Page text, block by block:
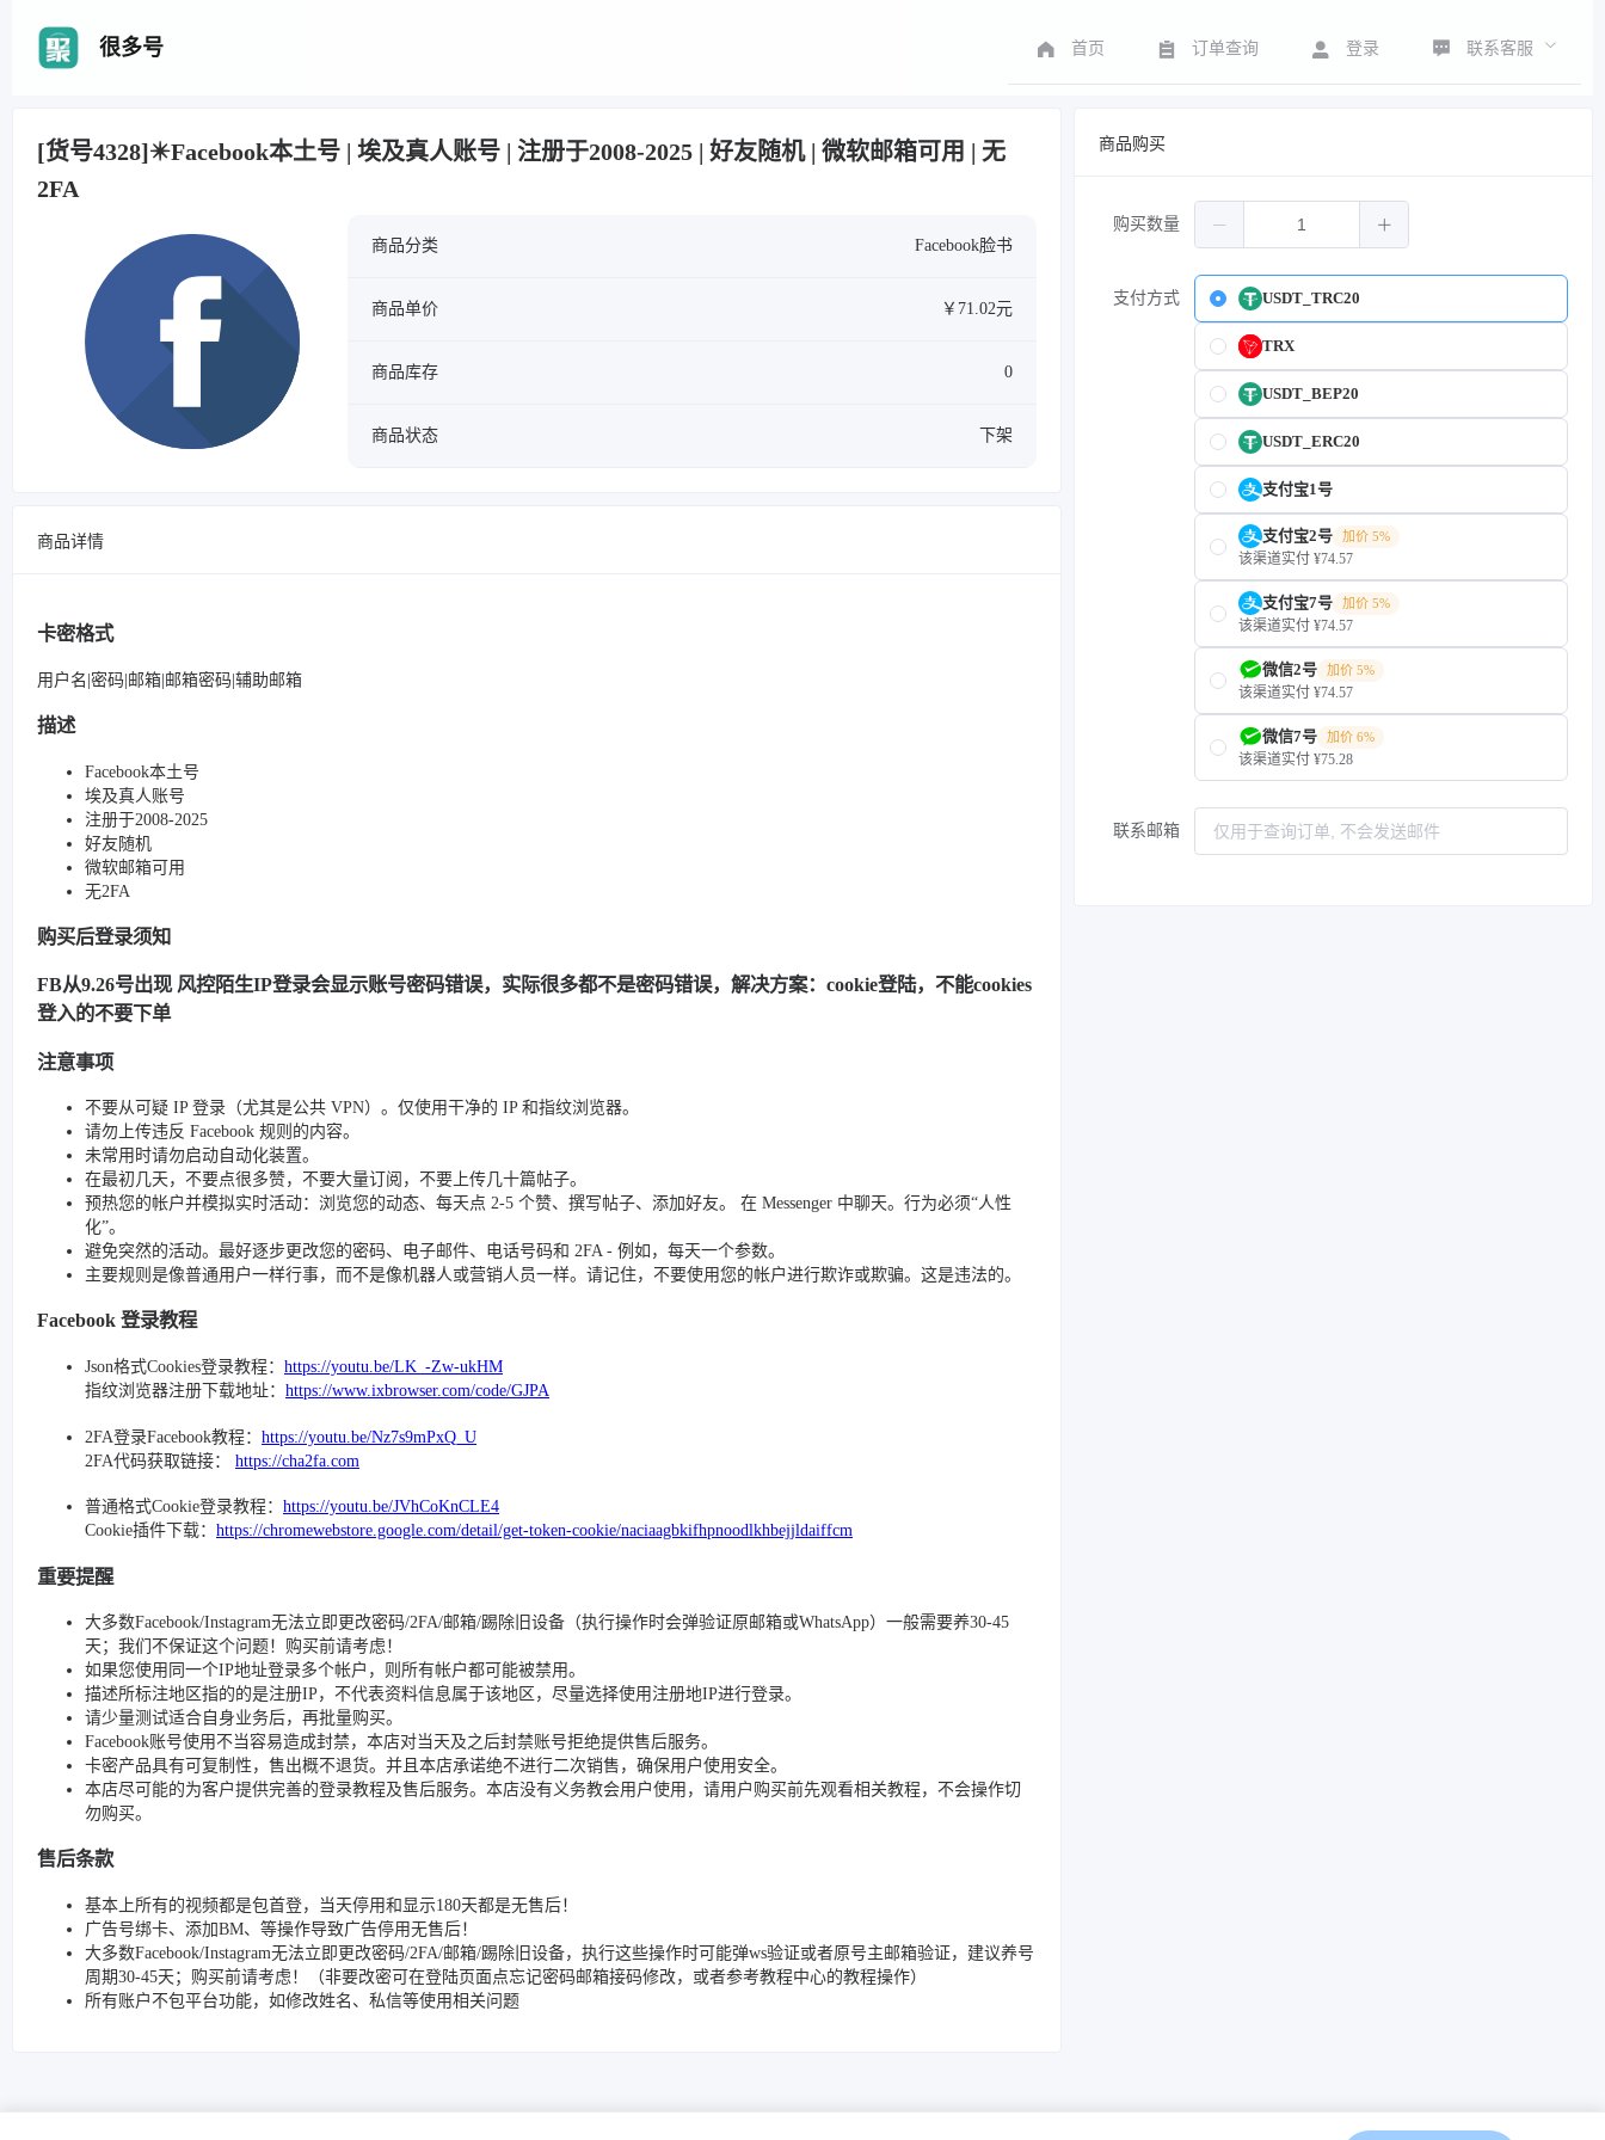
很多号 首页 订单查询 登录 联系客服
[货号4328]✴️Facebook本土号 | 埃及真人账号 | 注册于2008-2025 | 好友随机 | 微软邮箱可用 | 无
2FA
商品分类 Facebook脸书
商品单价 ￥71.02元
商品库存 0
商品状态 下架
商品详情
卡密格式
用户名|密码|邮箱|邮箱密码|辅助邮箱
描述
Facebook本土号
埃及真人账号
注册于2008-2025
好友随机
微软邮箱可用
无2FA
购买后登录须知
FB从9.26号出现 风控陌生IP登录会显示账号密码错误，实际很多都不是密码错误，解决方案：cookie登陆，不能cookies
登入的不要下单
注意事项
不要从可疑 IP 登录（尤其是公共 VPN）。仅使用干净的 IP 和指纹浏览器。
请勿上传违反 Facebook 规则的内容。
未常用时请勿启动自动化装置。
在最初几天，不要点很多赞，不要大量订阅，不要上传几十篇帖子。
预热您的帐户并模拟实时活动：浏览您的动态、每天点 2-5 个赞、撰写帖子、添加好友。 在 Messenger 中聊天。行为必须“人性
化”。
避免突然的活动。最好逐步更改您的密码、电子邮件、电话号码和 2FA - 例如，每天一个参数。
主要规则是像普通用户一样行事，而不是像机器人或营销人员一样。请记住，不要使用您的帐户进行欺诈或欺骗。这是违法的。
Facebook 登录教程
Json格式Cookies登录教程： https://youtu.be/LK_-Zw-ukHM
指纹浏览器注册下载地址： https://www.ixbrowser.com/code/GJPA
2FA登录Facebook教程： https://youtu.be/Nz7s9mPxQ_U
2FA代码获取链接： https://cha2fa.com
普通格式Cookie登录教程： https://youtu.be/JVhCoKnCLE4
Cookie插件下载： https://chromewebstore.google.com/detail/get-token-cookie/naciaagbkifhpnoodlkhbejjldaiffcm
重要提醒
大多数Facebook/Instagram无法立即更改密码/2FA/邮箱/踢除旧设备（执行操作时会弹验证原邮箱或WhatsApp）一般需要养30-45
天；我们不保证这个问题！购买前请考虑！
如果您使用同一个IP地址登录多个帐户，则所有帐户都可能被禁用。
描述所标注地区指的的是注册IP，不代表资料信息属于该地区，尽量选择使用注册地IP进行登录。
请少量测试适合自身业务后，再批量购买。
Facebook账号使用不当容易造成封禁，本店对当天及之后封禁账号拒绝提供售后服务。
卡密产品具有可复制性，售出概不退货。并且本店承诺绝不进行二次销售，确保用户使用安全。
本店尽可能的为客户提供完善的登录教程及售后服务。本店没有义务教会用户使用，请用户购买前先观看相关教程，不会操作切
勿购买。
售后条款
基本上所有的视频都是包首登，当天停用和显示180天都是无售后！
广告号绑卡、添加BM、等操作导致广告停用无售后！
大多数Facebook/Instagram无法立即更改密码/2FA/邮箱/踢除旧设备，执行这些操作时可能弹ws验证或者原号主邮箱验证，建议养号
周期30-45天；购买前请考虑！（非要改密可在登陆页面点忘记密码邮箱接码修改，或者参考教程中心的教程操作）
所有账户不包平台功能，如修改姓名、私信等使用相关问题
商品购买
购买数量
支付方式 USDT_TRC20
TRX
USDT_BEP20
USDT_ERC20
支付宝1号
支付宝2号 加价 5%
该渠道实付 ¥74.57
支付宝7号 加价 5%
该渠道实付 ¥74.57
微信2号 加价 5%
该渠道实付 ¥74.57
微信7号 加价 6%
该渠道实付 ¥75.28
联系邮箱